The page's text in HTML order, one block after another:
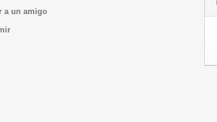
a un amigo